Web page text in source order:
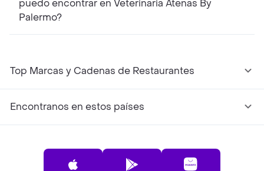
puedo encontrar en Veterinaria Atenas By
Palermo?
Top Marcas y Cadenas de Restaurantes
Encontranos en estos países